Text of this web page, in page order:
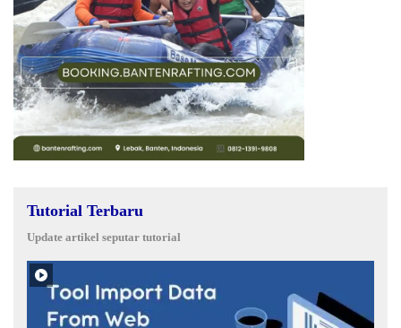
Tutorial Terbaru
Update artikel seputar tutorial